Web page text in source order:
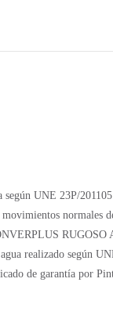
UNE 23P/
normales
RUGOSO
realizado según
de garantía por